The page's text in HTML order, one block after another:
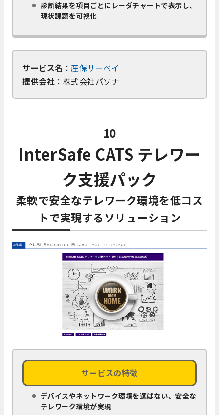
診断結果を項目ごとにレーダチャートで表示し、
現状課題を可視化
サービス名 ： 産保サーベイ
提供会社 ：株式会社パソナ
10
InterSafe CATS テレワー
ク支援パック
柔軟で安全なテレワーク環境を低コス
トで実現するソリューション
サービスの特徴
デバイスやネットワーク環境を選ばない、安全な
テレワーク環境が実現